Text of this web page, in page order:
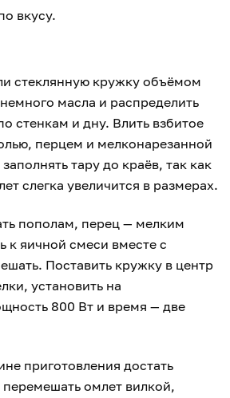
вкусу.
стеклянную кружку объёмом
масла и распределить
стенкам и дну. Влить взбитое
перцем и мелконарезанной
тару до краёв, так как
слегка увеличится в размерах.
пополам, перец — мелким
к яичной смеси вместе с
Поставить кружку в центр
установить на
800 Вт и время — две
приготовления достать
омлет вилкой,